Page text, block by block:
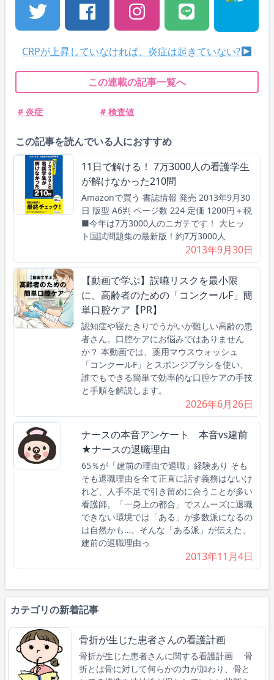
CRPが上昇していなければ、炎症は起きていない?
この連載の記事一覧へ
# 炎症 # 検査値
この記事を読んでいる人におすすめ
11日で解ける！ 7万3000人の看護学生
が解けなかった210問
Amazonで買う 書誌情報 発売 2013年9月30
日 版型 A6判 ページ数 224 定価 1200円＋税
■今年は7万3000人のニガテです！ 大ヒッ
ト国試問題集の最新版！約7万3000人
2013年9月30日
【動画で学ぶ】誤嚥リスクを最小限
に、高齢者のための「コンクールF」簡
単口腔ケア【PR】
認知症や寝たきりでうがいが難しい高齢の患
者さん。口腔ケアにお悩みではありません
か？ 本動画では、薬用マウスウォッシュ
「コンクールF」とスポンジブラシを使い、
誰でもできる簡単で効率的な口腔ケアの手技
と手順を解説します。
2026年6月26日
ナースの本音アンケート 本音vs建前
★ナースの退職理由
65％が「建前の理由で退職」経験あり そも
そも退職理由を全て正直に話す義務はないけ
れど、人手不足で引き留めに合うことが多い
看護師。「一身上の都合」でスムーズに退職
できない環境では「ある」が多数派になるの
は自然かも…。そんな「ある派」が伝えた、
建前の退職理由っ
2013年11月4日
カテゴリの新着記事
骨折が生じた患者さんの看護計画
骨折が生じた患者さんに関する看護計画 骨
折とは骨に対して何らかの力が加わり、骨と